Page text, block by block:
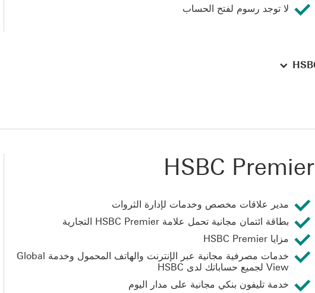
لا توجد رسوم لفتح الحساب
HSBC Premier
مدير علاقات مخصص وخدمات لإدارة الثروات
بطاقة ائتمان مجانية تحمل علامة HSBC Premier التجارية
مزايا HSBC Premier
خدمات مصرفية مجانية عبر الإنترنت والهاتف المحمول وخدمة Global
View لجميع حساباتك لدى HSBC
خدمة تليفون بنكي مجانية على مدار اليوم